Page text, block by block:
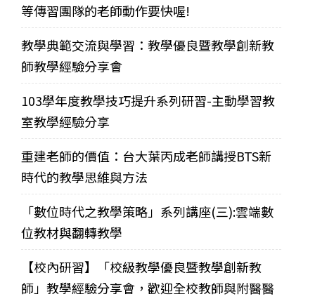
等傳習團隊的老師動作要快喔!
教學典範交流與學習：教學優良暨教學創新教
師教學經驗分享會
103學年度教學技巧提升系列研習-主動學習教
室教學經驗分享
重建老師的價值：台大葉丙成老師講授BTS新
時代的教學思維與方法
「數位時代之教學策略」系列講座(三):雲端數
位教材與翻轉教學
【校內研習】「校級教學優良暨教學創新教
師」教學經驗分享會，歡迎全校教師與附醫醫